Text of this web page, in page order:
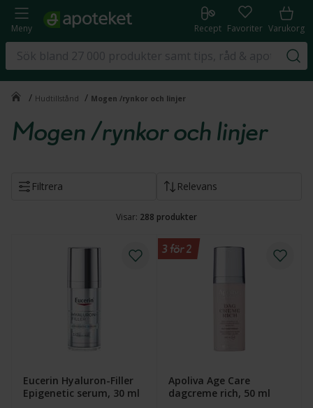
Meny Recept Favoriter Varukorg
/ Hudtillstånd / Mogen /rynkor och linjer
Mogen /rynkor och linjer
Filtrera Relevans
Visar: 288 produkter
Eucerin Hyaluron-Filler
Epigenetic serum, 30 ml
Apoliva Age Care
dagcreme rich, 50 ml
3 för 2